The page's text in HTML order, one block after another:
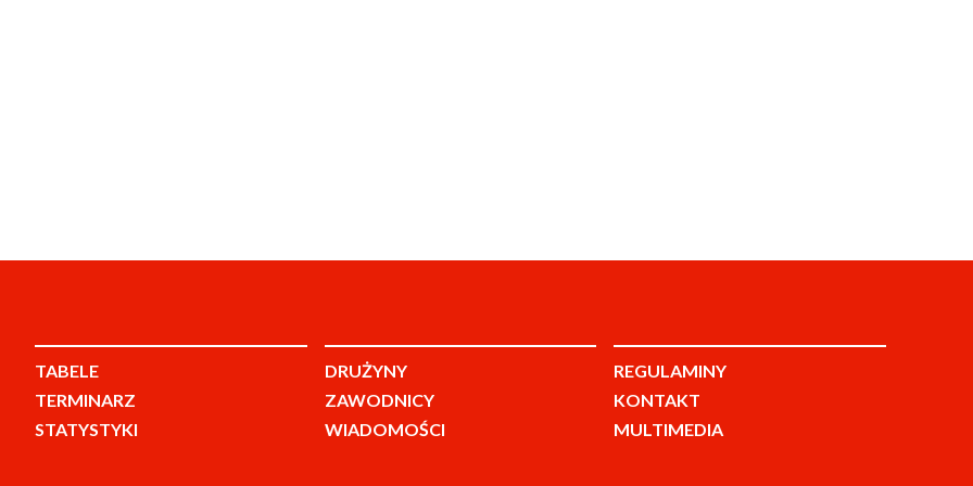
TABELE
TERMINARZ
STATYSTYKI
DRUŻYNY
ZAWODNICY
WIADOMOŚCI
REGULAMINY
KONTAKT
MULTIMEDIA